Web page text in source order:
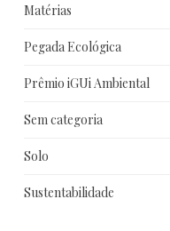
Matérias
Pegada Ecológica
Prêmio iGUi Ambiental
Sem categoria
Solo
Sustentabilidade